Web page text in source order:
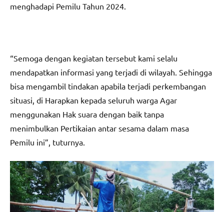
menghadapi Pemilu Tahun 2024.
“Semoga dengan kegiatan tersebut kami selalu
mendapatkan informasi yang terjadi di wilayah. Sehingga
bisa mengambil tindakan apabila terjadi perkembangan
situasi, di Harapkan kepada seluruh warga Agar
menggunakan Hak suara dengan baik tanpa
menimbulkan Pertikaian antar sesama dalam masa
Pemilu ini”, tuturnya.